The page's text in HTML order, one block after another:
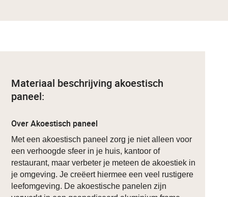
Materiaal beschrijving akoestisch
paneel:
Over Akoestisch paneel
Met een akoestisch paneel zorg je niet alleen voor
een verhoogde sfeer in je huis, kantoor of
restaurant, maar verbeter je meteen de akoestiek in
je omgeving. Je creëert hiermee een veel rustigere
leefomgeving. De akoestische panelen zijn